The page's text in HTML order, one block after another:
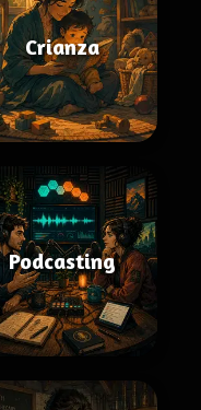
Crianza
Podcasting